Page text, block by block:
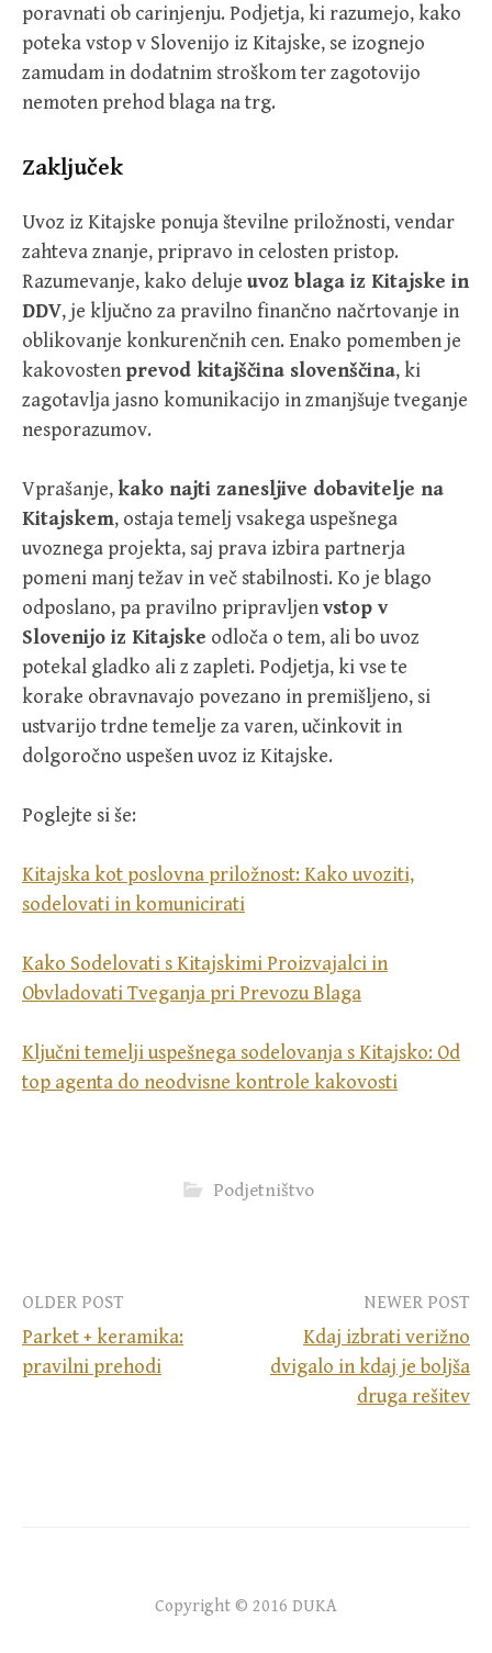
poravnati ob carinjenju. Podjetja, ki razumejo, kako
poteka vstop v Slovenijo iz Kitajske, se izognejo
zamudam in dodatnim stroškom ter zagotovijo
nemoten prehod blaga na trg.
Zaključek
Uvoz iz Kitajske ponuja številne priložnosti, vendar
zahteva znanje, pripravo in celosten pristop.
Razumevanje, kako deluje uvoz blaga iz Kitajske in
DDV, je ključno za pravilno finančno načrtovanje in
oblikovanje konkurenčnih cen. Enako pomemben je
kakovosten prevod kitajščina slovenščina, ki
zagotavlja jasno komunikacijo in zmanjšuje tveganje
nesporazumov.
Vprašanje, kako najti zanesljive dobavitelje na
Kitajskem, ostaja temelj vsakega uspešnega
uvoznega projekta, saj prava izbira partnerja
pomeni manj težav in več stabilnosti. Ko je blago
odposlano, pa pravilno pripravljenvstop v
Slovenijo iz Kitajske odloča o tem, ali bo uvoz
potekal gladko ali z zapleti. Podjetja, ki vse te
korake obravnavajo povezano in premišljeno, si
ustvarijo trdne temelje za varen, učinkovit in
dolgoročno uspešen uvoz iz Kitajske.
Poglejte si še:
Kitajska kot poslovna priložnost: Kako uvoziti,
sodelovati in komunicirati
Kako Sodelovati s Kitajskimi Proizvajalci in
Obvladovati Tveganja pri Prevozu Blaga
Ključni temelji uspešnega sodelovanja s Kitajsko: Od
top agenta do neodvisne kontrole kakovosti
Podjetništvo
Post
navigation
OLDER POST
Parket + keramika:
pravilni prehodi
NEWER POST
Kdaj izbrati verižno
dvigalo in kdaj je boljša
druga rešitev
Copyright © 2016 DUKA